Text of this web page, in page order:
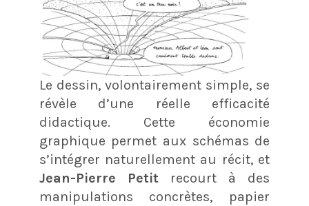
Le dessin, volontairement simple, se
révèle d’une réelle efficacité
didactique. Cette économie
graphique permet aux schémas de
s’intégrer naturellement au récit, et
Jean-Pierre Petitrecourt à des
manipulations concrètes, papier